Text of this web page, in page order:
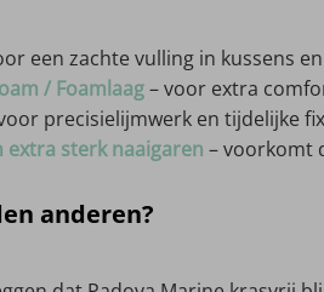
een zachte vulling in kussens
/ Foamlaag– voor extra
precisielijmwerk en tijdelijke
extra sterk naaigaren – voorkomt
anderen?